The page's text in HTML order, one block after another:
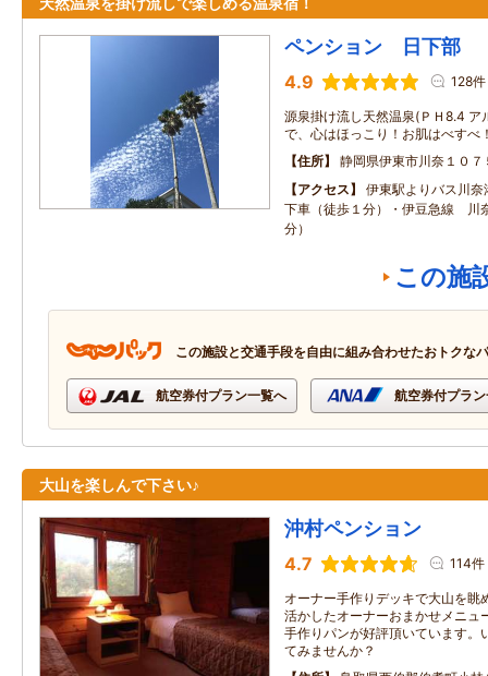
ペンション 日下部
4.9 128件
源泉掛け流し天然温泉(ＰＨ8.4 ア
で、心はほっこり！お肌はべすべ
住所
静岡県伊東市川奈１０７
アクセス
伊東駅よりバス川
下車（徒歩１分）・伊豆急線 川
分）
この施
この施設と交通手段を自由に組み合わせたおトクな
航空券付プラン一覧へ 航空券付プラ
大山を楽しんで下さい♪
沖村ペンション
4.7 114件
オーナー手作りデッキで大山を眺
活かしたオーナーおまかせメニュ
手作りパンが好評頂いています。
てみませんか？